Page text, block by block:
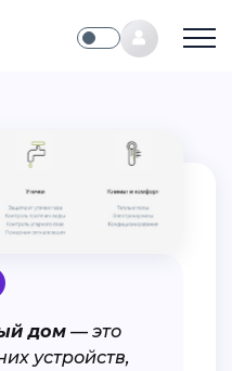
дом — это
устройств,